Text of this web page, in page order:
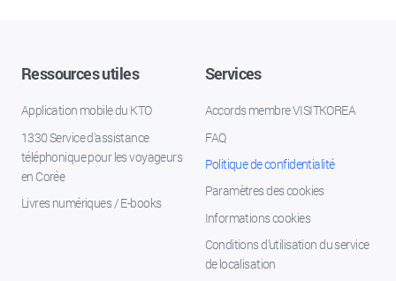
Ressources utiles
Application mobile du KTO
1330 Service d'assistance
téléphonique pour les voyageurs
en Corée
Livres numériques / E-books
Services
Accords membre VISITKOREA
FAQ
Politique de confidentialité
Paramètres des cookies
Informations cookies
Conditions d’utilisation du service
de localisation